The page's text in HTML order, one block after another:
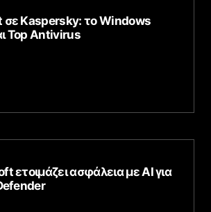
Kaspersky: το Windows
Top Antivirus
ετοιμάζει ασφάλεια με AI για